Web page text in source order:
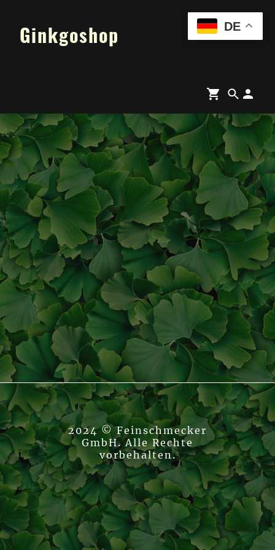
Ginkgoshop
2024 © Feinschmecker
GmbH. Alle Rechte
vorbehalten.
DE